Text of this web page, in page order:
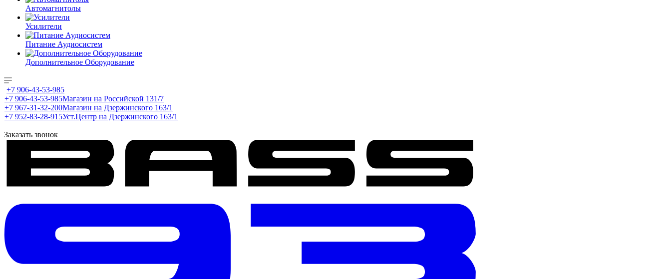
Автомагнитолы
Усилители
Питание Аудиосистем
Дополнительное Оборудование
+7 906-43-53-985
+7 906-43-53-985Магазин на Российской 131/7
+7 967-31-32-200Магазин на Дзержинского 163/1
+7 952-83-28-915Уст.Центр на Дзержинского 163/1
Заказать звонок